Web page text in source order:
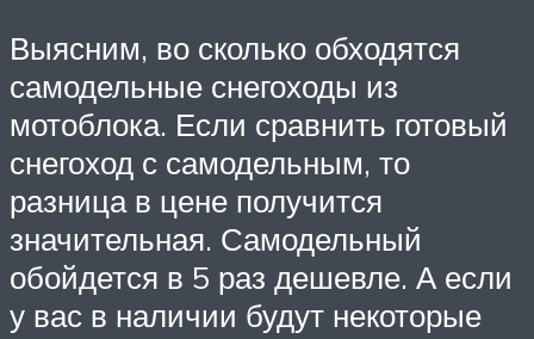
Выясним, во сколько обходятся
самодельные снегоходы из
мотоблока. Если сравнить готовый
снегоход с самодельным, то
разница в цене получится
значительная. Самодельный
обойдется в 5 раз дешевле. А если
у вас в наличии будут некоторые